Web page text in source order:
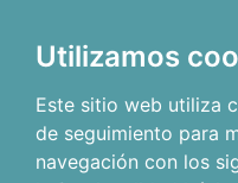
Utilizamos
Este sitio web utiliza
de seguimiento para
navegación con los